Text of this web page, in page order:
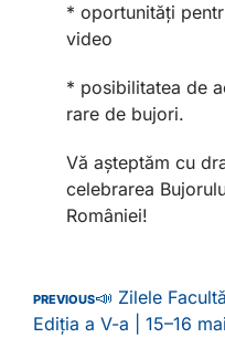
* oportunități
video
* posibilitatea de
rare de bujori.
Vă așteptăm cu
celebrarea
României!
PREVIOUS📣 Zilele
Ediția a V-a | 15–16